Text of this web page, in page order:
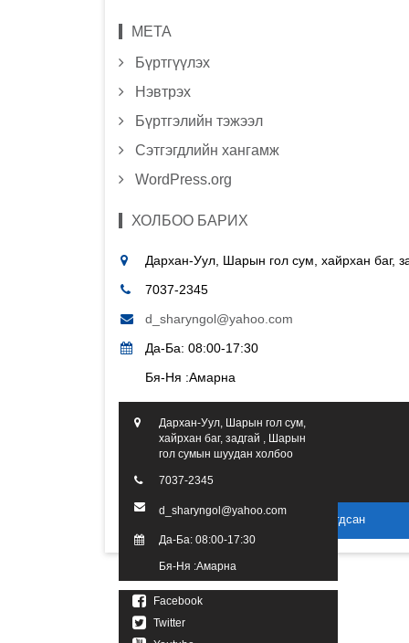
МЕТА
Бүртгүүлэх
Нэвтрэх
Бүртгэлийн тэжээл
Сэтгэгдлийн хангамж
WordPress.org
ХОЛБОО БАРИХ
Дархан-Уул, Шарын гол сум, хайрхан баг,
7037-2345
d_sharyngol@yahoo.com
Да-Ба: 08:00-17:30
Бя-Ня :Амарна
Дархан-Уул, Шарын гол сум,
хайрхан баг, задгай , Шарын
гол сумын шуудан холбоо
7037-2345
d_sharyngol@yahoo.com
Да-Ба: 08:00-17:30
Бя-Ня :Амарна
Facebook
Twitter
2016 он. Бүх эрх хуулиар хамгаалагдсан